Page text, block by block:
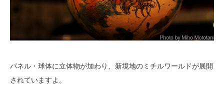
パネル・球体に立体物が加わり、新境地のミチルワールドが展開
されていますよ。